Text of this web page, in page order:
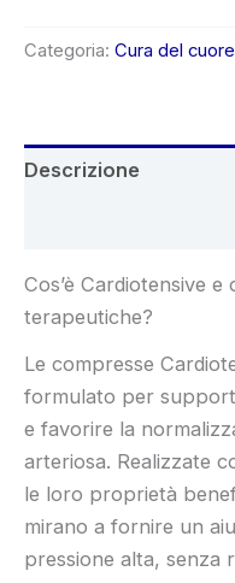
Categoria: Cura del cuore
Descrizione
Cos’è Cardiotensive
terapeutiche?
Le compresse
formulato per
e favorire la
arteriosa. Realizzate
le loro proprietà
mirano a fornire un
pressione alta, senza